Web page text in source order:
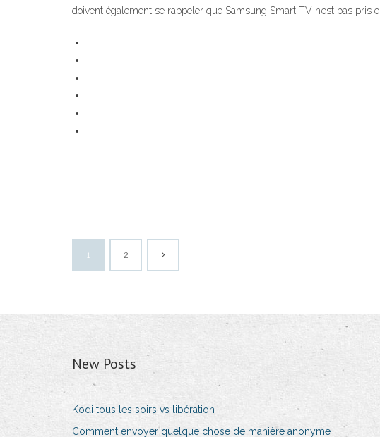
doivent également se rappeler que Samsung Smart TV n’est pas
1 2
New Posts
Kodi tous les soirs vs libération
Comment envoyer quelque chose de manière anonyme